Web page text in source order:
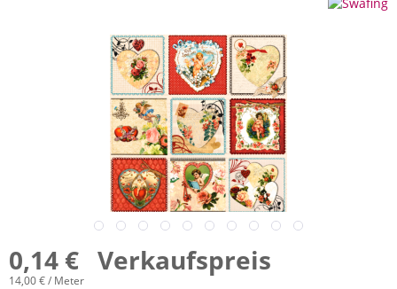
0,14 € Verkaufspreis
14,00 € / Meter